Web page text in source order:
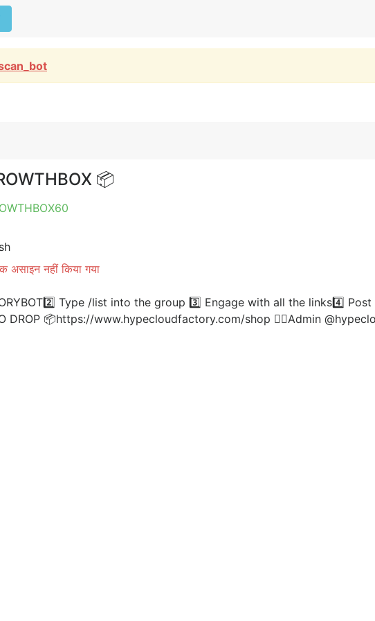
📦
असाइन नहीं किया गया
Type /list into the group 3️⃣ Engage with all the links4️⃣
DROP 📦https://www.hypecloudfactory.com/shop 👈🏻Admin